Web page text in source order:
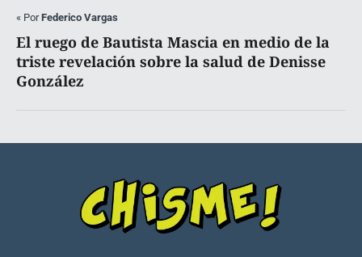
« PorFederico Vargas
El ruego de Bautista Mascia en medio de la
triste revelación sobre la salud de Denisse
González